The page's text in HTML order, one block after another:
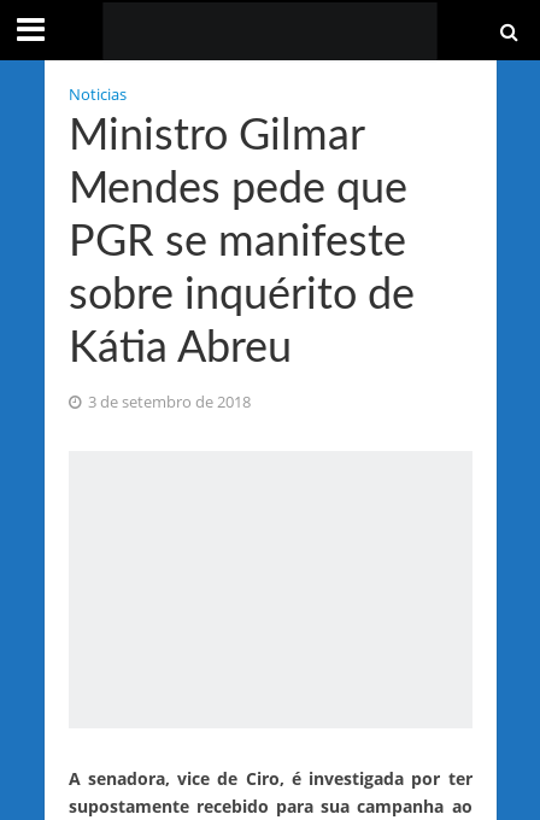
Noticias
Ministro Gilmar
Mendes pede que
PGR se manifeste
sobre inquérito de
Kátia Abreu
3 de setembro de 2018
A senadora, vice de Ciro, é investigada por ter
supostamente recebido para sua campanha ao